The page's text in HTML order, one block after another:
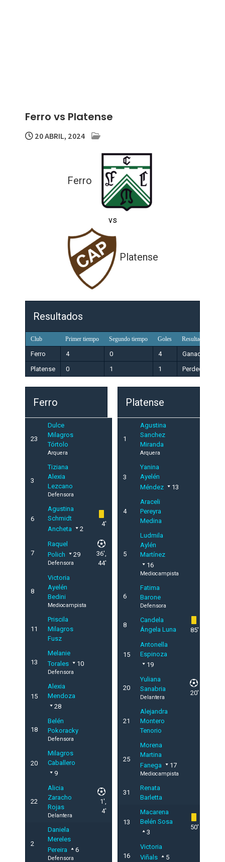
Ferro vs Platense
20 ABRIL, 2024
Ferro
vs
Platense
Resultados
Club Primer tiempo Segundo tiempo Goles Resultado
Ferro 4 0 4
Ganador
Platense
0 1 1 Perdedor
Ferro
23
Dulce
Milagros
Tórtolo
Arquera
3
Tiziana
Alexia
Lezcano
Defensora
6
Agustina
Schmidt
Ancheta
2
4'
7
Raquel
Polich
29
Defensora
36',
44'
8
Victoria
Ayelén
Bedini
Mediocampista
11
Priscila
Milagros
Fusz
13
Melanie
Torales
10
Defensora
15
Alexia
Mendoza
28
18
Belén
Pokoracky
Defensora
20
Milagros
Caballero
9
22
Alicia
Zaracho
Rojas
Delantera
1',
4'
2
Daniela
Mereles
Pereira
6
Defensora
Platense
1
Agustina
Sanchez
Miranda
Arquera
3
Yanina
Ayelén
Méndez
13
4
Araceli
Pereyra
Medina
5
Ludmila
Aylén
Martínez
16
Mediocampista
6
Fatima
Barone
Defensora
8
Candela
Ángela Luna
85'
15
Antonella
Espinoza
19
20
Yuliana
Sanabria
Delantera
20'
21
Alejandra
Montero
Tenorio
25
Morena
Martina
Fanega
17
Mediocampista
31
Renata
Barletta
13
Macarena
Belén Sosa
3
50'
16
Victoria
Viñals
5